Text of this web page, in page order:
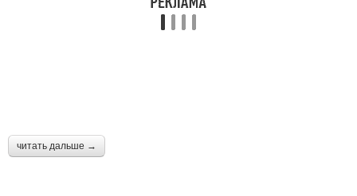
читать дальше →